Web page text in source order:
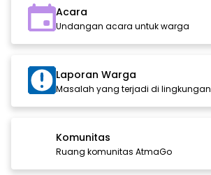
Acara
Undangan acara untuk warga
Laporan Warga
Masalah yang terjadi di lingkungan
Komunitas
Ruang komunitas AtmaGo